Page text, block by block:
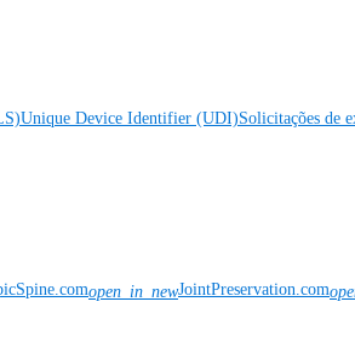
Unique Device Identifier (UDI)Solicitações de
open_in_newJointPreservation.com